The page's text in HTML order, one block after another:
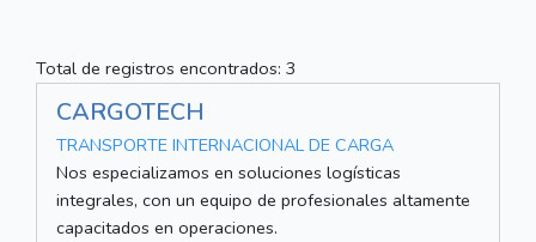
Total de registros encontrados: 3
CARGOTECH
TRANSPORTE INTERNACIONAL DE CARGA
Nos especializamos en soluciones logísticas
integrales, con un equipo de profesionales altamente
capacitados en operaciones.